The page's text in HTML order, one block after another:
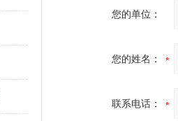
您的单位：
您的姓名：
联系电话：